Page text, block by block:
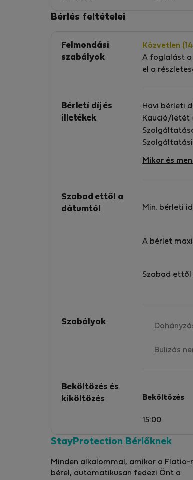
Bérlés feltételei
Felmondási
szabályok
Közvetlen
A foglalást
el a
Bérletí díj és
illetékek
Havi bérleti
Kaució/letét
Mikor és
Szabad ettől a
dátumtól
Min. bérleti
A bérlet
Szabad
Szabályok
Bulizás
Beköltözés és
kiköltözés
Beköltözés
15:00
StayProtection Bérlőknek
Minden alkalommal, amikor a Flatio-
bérel, automatikusan fedezi Önt a